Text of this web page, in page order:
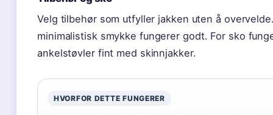
Velg tilbehør som utfyller jakken uten å
minimalistisk smykke fungerer godt. For sko
ankelstøvler fint med skinnjakker.
HVORFOR DETTE FUNGERER